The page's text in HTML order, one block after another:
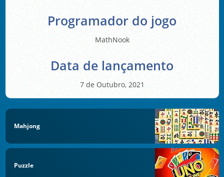
Programador do jogo
MathNook
Data de lançamento
7 de Outubro, 2021
Mahjong
Puzzle